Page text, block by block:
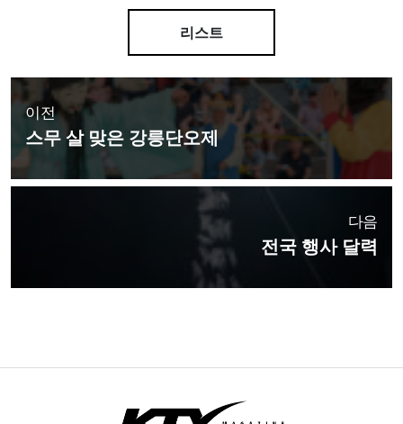
리스트
이전
스무 살 맞은 강릉단오제
다음
전국 행사 달력